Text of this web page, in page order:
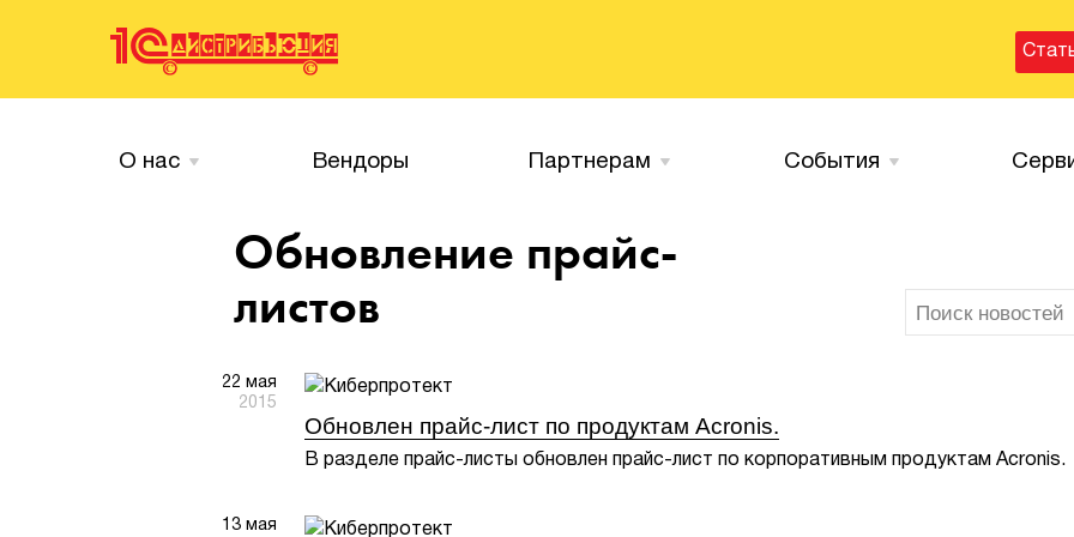
О нас Вендоры Партнерам События
Обновление прайс-
листов
22 мая
2015
Обновлен прайс-лист по продуктам Acronis.
В разделе прайс-листы обновлен прайс-лист по корпоративным продуктам Acronis.
13 мая